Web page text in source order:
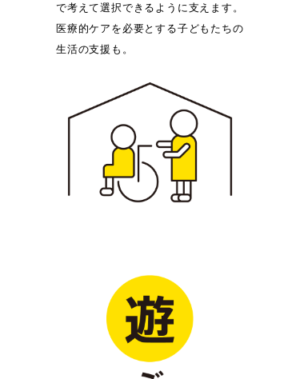
で考えて選択できるように支えます。
医療的ケアを必要とする子どもたちの
生活の支援も。